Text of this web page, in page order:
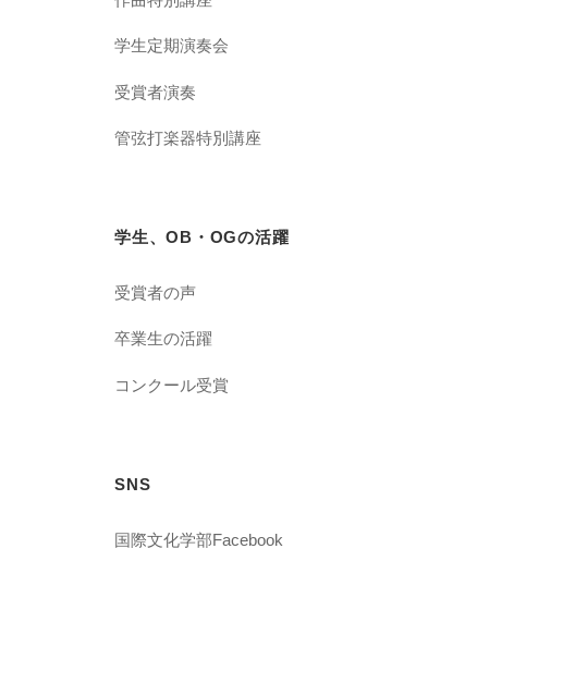
学生定期演奏会
受賞者演奏
管弦打楽器特別講座
学生、OB・OGの活躍
受賞者の声
卒業生の活躍
コンクール受賞
SNS
国際文化学部Facebook